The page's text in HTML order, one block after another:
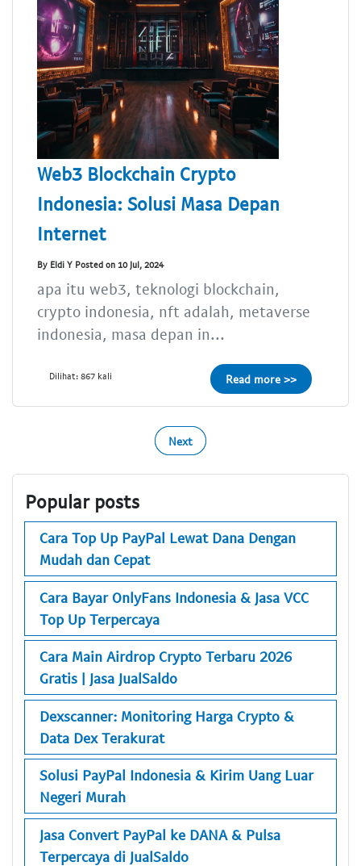
Web3 Blockchain Crypto
Indonesia: Solusi Masa Depan
Internet
By Eldi Y Posted on 10 Jul, 2024
apa itu web3, teknologi blockchain,
crypto indonesia, nft adalah, metaverse
indonesia, masa depan in...
Dilihat: 867 kali Read more >>
Next
Popular posts
Cara Top Up PayPal Lewat Dana Dengan
Mudah dan Cepat
Cara Bayar OnlyFans Indonesia & Jasa VCC
Top Up Terpercaya
Cara Main Airdrop Crypto Terbaru 2026
Gratis | Jasa JualSaldo
Dexscanner: Monitoring Harga Crypto &
Data Dex Terakurat
Solusi PayPal Indonesia & Kirim Uang Luar
Negeri Murah
Jasa Convert PayPal ke DANA & Pulsa
Terpercaya di JualSaldo